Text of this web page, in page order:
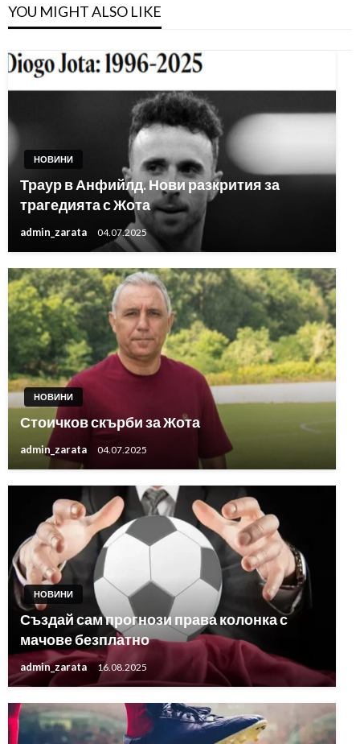
YOU MIGHT ALSO LIKE
НОВИНИ
Траур в Анфийлд. Нови разкрития за
трагедията с Жота
admin_zarata 04.07.2025
НОВИНИ
Стоичков скърби за Жота
admin_zarata 04.07.2025
НОВИНИ
Създай сам прогнози права колонка с
мачове безплатно
admin_zarata 16.08.2025